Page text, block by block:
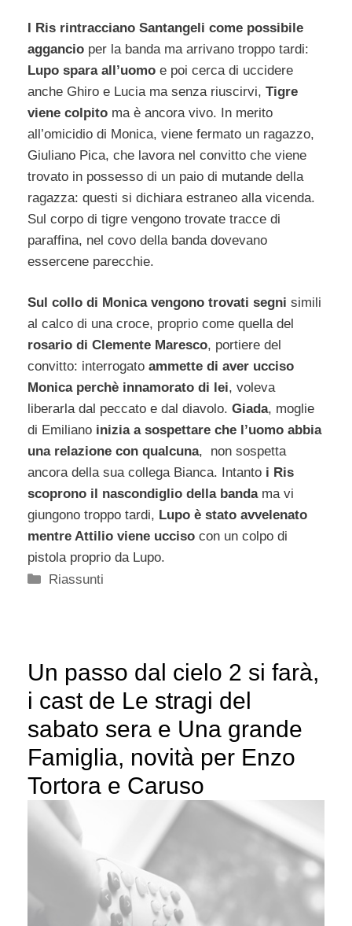
I Ris rintracciano Santangeli come possibile
aggancio per la banda ma arrivano troppo tardi:
Lupo spara all’uomo e poi cerca di uccidere
anche Ghiro e Lucia ma senza riuscirvi, Tigre
viene colpito ma è ancora vivo. In merito
all’omicidio di Monica, viene fermato un ragazzo,
Giuliano Pica, che lavora nel convitto che viene
trovato in possesso di un paio di mutande della
ragazza: questi si dichiara estraneo alla vicenda.
Sul corpo di tigre vengono trovate tracce di
paraffina, nel covo della banda dovevano
essercene parecchie.
Sul collo di Monica vengono trovati segni simili
al calco di una croce, proprio come quella del
rosario di Clemente Maresco, portiere del
convitto: interrogato ammette di aver ucciso
Monica perchè innamorato di lei, voleva
liberarla dal peccato e dal diavolo. Giada, moglie
di Emiliano inizia a sospettare che l’uomo abbia
una relazione con qualcuna, non sospetta
ancora della sua collega Bianca. Intanto i Ris
scoprono il nascondiglio della bandama vi
giungono troppo tardi, Lupo è stato avvelenato
mentre Attilio viene ucciso con un colpo di
pistola proprio da Lupo.
Categorie
Riassunti
Un passo dal cielo 2 si farà,
i cast de Le stragi del
sabato sera e Una grande
Famiglia, novità per Enzo
Tortora e Caruso